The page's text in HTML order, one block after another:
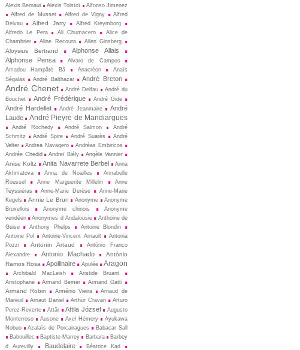
Alexis Bernaut Alexis Tolstoï
Alfonso Jimenez
Alfred de Musset
Alfred de Vigny
Alfred
Delvau
Alfred Jarry
Alfred Kreymborg
Alfredo Le Pera
Ali Chumacero
Alice de
Chambrier
Aline Recoura Allen Ginsberg
Aloysius Bertrand
Alphonse Allais
Alphonse Pensa
Alvaro de Campos
Amadou Hampâté Bâ
Anacréon
Anaïs
Ségalas
André Balthazar André Breton
André Chenet André Delfau
André du
Bouchet
André Frédérique André Gide
André Hardellet André Jeanmaire
André
Laude
André Pieyre de Mandiargues
André Rochedy André Salmon
André
Schmitz
André Spire André Suarès
André
Velter
Andrea Navagero
Andréas Embiricos
Andrée Chedid
Andreï Biély Angèle Vannier
Anise Koltz Anita Navarrete Berbel
Anna
Akhmatova
Anna de Noailles
Annabelle
Roussel
Anne Marguerite Milleliri
Anne
Teyssiéras
Anne-Marie Derèse
Anne-Marie
Kegels
Annie Le Brun Anonyme
Anonyme
Bruxellois
Anonyme chinois
Anonyme
vendéen
Anonymes d Andalousie
Anthoine de
Guise
Anthony Phelps
Antoine Blondin
Antoine Pol
Antoine-Vincent Arnault
Antonia
Pozzi
Antonin Artaud
António Franco
Alexandre
Antonio Machado
António
Ramos Rosa
Apollinaire Apulée Aragon
Archibald MacLeish
Aristide Bruant
Aristophane
Armand Bemer Armand Gatti
Armand Robin Arménio Vieira
Arnaud de
Mareuil
Arnaut Daniel Arthur Cravan
Arturo
Perez-Reverte
Attâr Attila József
Augusto
Monterroso
Ausone Axel Hémery
Ayukawa
Nobuo
Azalaïs de Porcairagues
Babacar Sall
Babouillec
Baptiste-Marrey Barbara
Barbey
d Aurevilly
Baudelaire
Béatrice Kad